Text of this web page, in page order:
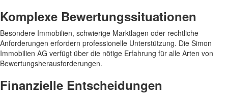
Komplexe Bewertungssituationen
Besondere Immobilien, schwierige Marktlagen oder rechtliche
Anforderungen erfordern professionelle Unterstützung. Die Simon
Immobilien AG verfügt über die nötige Erfahrung für alle Arten von
Bewertungsherausforderungen.
Finanzielle Entscheidungen